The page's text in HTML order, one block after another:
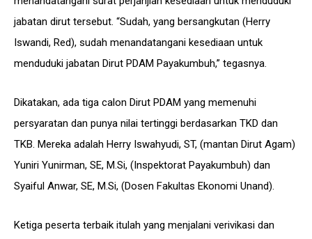
jabatan dirut tersebut. “Sudah, yang bersangkutan (Herry
Iswandi, Red), sudah menandatangani kesediaan untuk
menduduki jabatan Dirut PDAM Payakumbuh,” tegasnya.
Dikatakan, ada tiga calon Dirut PDAM yang memenuhi
persyaratan dan punya nilai tertinggi berdasarkan TKD dan
TKB. Mereka adalah Herry Iswahyudi, ST, (mantan Dirut Agam)
Yuniri Yunirman, SE, M.Si, (Inspektorat Payakumbuh) dan
Syaiful Anwar, SE, M.Si, (Dosen Fakultas Ekonomi Unand).
Ketiga peserta terbaik itulah yang menjalani verivikasi dan